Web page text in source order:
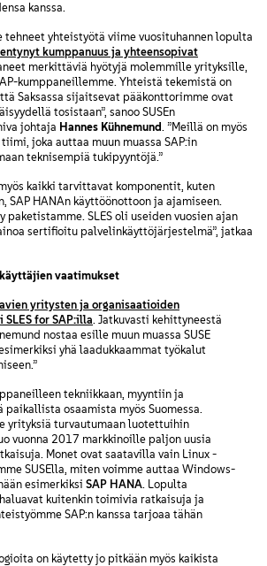
kanssa.
tehneet yhteistyötä viime vuosituhannen lopulta
kumppanuus ja yhteensopivat
merkittäviä hyötyjä molemmille yrityksille,
kumppaneillemme. Yhteistä tekemistä on
Saksassa sijaitsevat pääkonttorimme ovat
tosistaan”, sanoo SUSEn
johtaja Hannes Kühnemund. ”Meillä on myös
joka auttaa muun muassa SAP:in
teknisempiä tukipyyntöjä.”
kaikki tarvittavat komponentit, kuten
SAP HANAn käyttöönottoon ja ajamiseen.
paketistamme. SLES oli useiden vuosien ajan
sertifioitu palvelinkäyttöjärjestelmä”, jatkaa
vaatimukset
yritysten ja organisaatioiden
for SAP:illa. Jatkuvasti kehittyneestä
nostaa esille muun muassa SUSE
yhä laadukkaammat työkalut
tekniikkaan, myyntiin ja
osaamista myös Suomessa.
yrityksiä turvautumaan luotettuihin
vuonna 2017 markkinoille paljon uusia
Monet ovat saatavilla vain Linux -
SUSElla, miten voimme auttaa Windows-
esimerkiksi SAP HANA. Lopulta
kuitenkin toimivia ratkaisuja ja
SAP:n kanssa tarjoaa tähän
on käytetty jo pitkään myös kaikista